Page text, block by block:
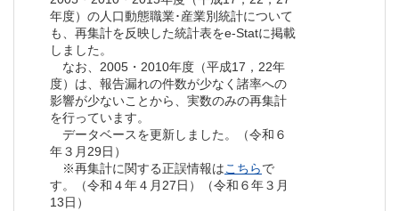
年度）の人口動態職業･産業別統計について
も、再集計を反映した統計表をe-Statに掲載
しました。
なお、2005・2010年度（平成17，22年
度）は、報告漏れの件数が少なく諸率への
影響が少ないことから、実数のみの再集計
を行っています。
データベースを更新しました。（令和６
年３月29日）
※再集計に関する正誤情報はこちらで
す。（令和４年４月27日）（令和６年３月
13日）